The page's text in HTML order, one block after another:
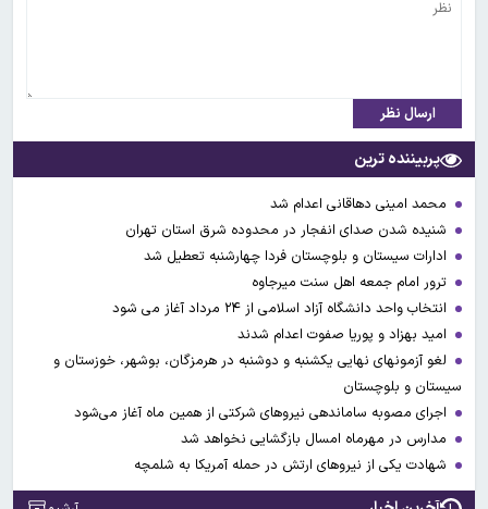
ارسال نظر
پربیننده ترین
محمد امینی دهاقانی اعدام شد
شنیده شدن صدای انفجار در محدوده شرق استان تهران
ادارات سیستان و بلوچستان فردا چهارشنبه تعطیل شد
ترور امام جمعه اهل سنت میرجاوه
انتخاب واحد دانشگاه آزاد اسلامی از ۲۴ مرداد آغاز می شود
امید بهزاد و پوریا صفوت اعدام شدند
لغو آزمونهای نهایی یکشنبه و دوشنبه در هرمزگان، بوشهر، خوزستان و
سیستان و بلوچستان
اجرای مصوبه ساماندهی نیرو‌های شرکتی از همین ماه آغاز می‌شود
مدارس در مهرماه امسال بازگشایی نخواهد شد
شهادت یکی از نیروهای ارتش در حمله آمریکا به شلمچه